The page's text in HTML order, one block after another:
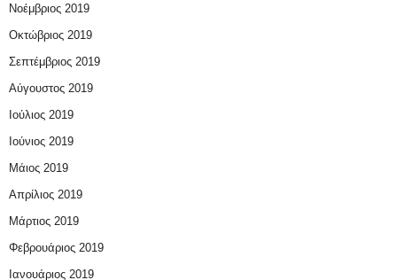
Νοέμβριος 2019
Οκτώβριος 2019
Σεπτέμβριος 2019
Αύγουστος 2019
Ιούλιος 2019
Ιούνιος 2019
Μάιος 2019
Απρίλιος 2019
Μάρτιος 2019
Φεβρουάριος 2019
Ιανουάριος 2019